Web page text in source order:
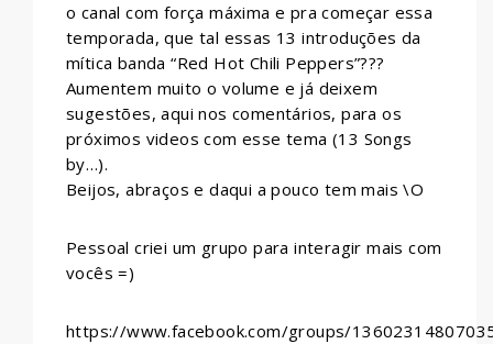
o canal com força máxima e pra começar essa
temporada, que tal essas 13 introduções da
mítica banda “Red Hot Chili Peppers”???
Aumentem muito o volume e já deixem
sugestões, aqui nos comentários, para os
próximos videos com esse tema (13 Songs
by…).
Beijos, abraços e daqui a pouco tem mais \O
Pessoal criei um grupo para interagir mais com
vocês =)
https://www.facebook.com/groups/